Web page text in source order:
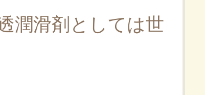
潤滑剤としては世